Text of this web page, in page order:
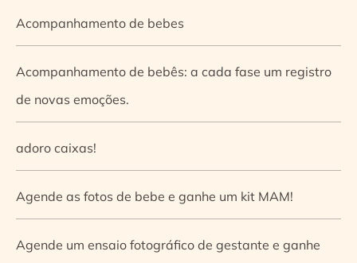
Acompanhamento de bebes
Acompanhamento de bebês: a cada fase um registro
de novas emoções.
adoro caixas!
Agende as fotos de bebe e ganhe um kit MAM!
Agende um ensaio fotográfico de gestante e ganhe